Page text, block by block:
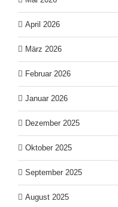
April 2026
März 2026
Februar 2026
Januar 2026
Dezember 2025
Oktober 2025
September 2025
August 2025